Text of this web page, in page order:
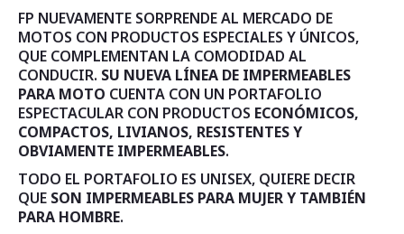
FP NUEVAMENTE SORPRENDE AL MERCADO DE
MOTOS CON PRODUCTOS ESPECIALES Y ÚNICOS,
QUE COMPLEMENTAN LA COMODIDAD AL
CONDUCIR. SU NUEVA LÍNEA DE IMPERMEABLES
PARA MOTO CUENTA CON UN PORTAFOLIO
ESPECTACULAR CON PRODUCTOS ECONÓMICOS,
COMPACTOS, LIVIANOS, RESISTENTES Y
OBVIAMENTE IMPERMEABLES.
TODO EL PORTAFOLIO ES UNISEX, QUIERE DECIR
QUE SON IMPERMEABLES PARA MUJER Y TAMBIÉN
PARA HOMBRE.